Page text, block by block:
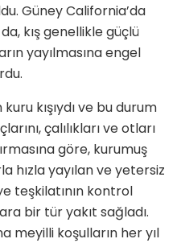
Güney California’da
kış genellikle güçlü
yayılmasına engel
kışıydı ve bu durum
çalılıkları ve otları
göre, kurumuş
hızla yayılan ve yetersiz
teşkilatının kontrol
bir tür yakıt sağladı.
meyilli koşulların her yıl